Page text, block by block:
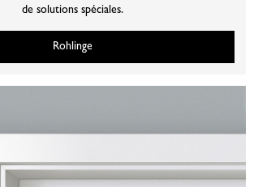
de solutions spéciales.
Rohlinge